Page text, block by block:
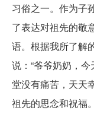
习俗之一。作为子
了表达对祖先的敬
语。根据我所了解
说：“爷爷奶奶，
堂没有痛苦，天天
祖先的思念和祝福